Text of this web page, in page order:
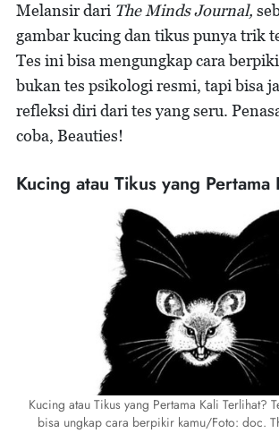
Melansir dari The Minds Journal,
gambar kucing dan tikus punya trik
Tes ini bisa mengungkap cara
bukan tes psikologi resmi, tapi bisa
refleksi diri dari tes yang seru.
coba, Beauties!
Kucing atau Tikus yang Pertama
Kucing atau Tikus yang Pertama Kali Terlihat?
bisa ungkap cara berpikir kamu/Foto: doc.